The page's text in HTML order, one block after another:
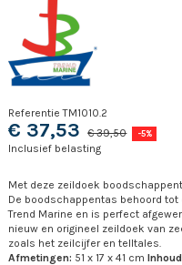
Referentie TM1010.2
€ 37,53 € 39,50 -5%
Inclusief belasting
Met deze zeildoek
De boodschappentas behoord
Trend Marine en is perfect
nieuw en origineel zeildoek van
zoals het zeilcijfer en telltales.
Afmetingen: 51 x 17 x 41 cm